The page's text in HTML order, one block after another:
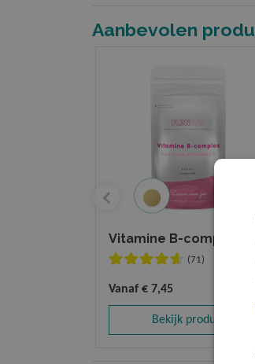
Aanbevolen
Vitamine B-complex
(71)
Vanaf € 7,45
Bekijk product